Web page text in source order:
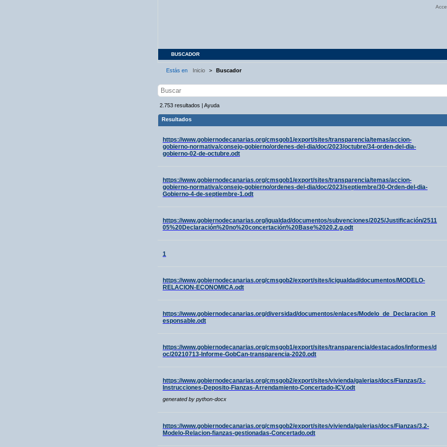
BUSCADOR
Estás en Inicio > Buscador
2.753 resultados | Ayuda
Resultados
https://www.gobiernodecanarias.org/cmsgob1/export/sites/transparencia/temas/accion-
gobierno-normativa/consejo-gobierno/ordenes-del-dia/doc/2023/octubre/34-orden-del-dia-
gobierno-02-de-octubre.odt
https://www.gobiernodecanarias.org/cmsgob1/export/sites/transparencia/temas/accion-
gobierno-normativa/consejo-gobierno/ordenes-del-dia/doc/2023/septiembre/30-Orden-del-dia-
Gobierno-4-de-septiembre-1.odt
https://www.gobiernodecanarias.org/igualdad/documentos/subvenciones/2025/Justificación/2511
05%20Declaración%20no%20concertación%20Base%2020.2.g.odt
1
https://www.gobiernodecanarias.org/cmsgob2/export/sites/icigualdad/documentos/MODELO-
RELACION-ECONOMICA.odt
https://www.gobiernodecanarias.org/diversidad/documentos/enlaces/Modelo_de_Declaracion_R
esponsable.odt
https://www.gobiernodecanarias.org/cmsgob1/export/sites/transparencia/destacados/informes/d
oc/20210713-Informe-GobCan-transparencia-2020.odt
https://www.gobiernodecanarias.org/cmsgob2/export/sites/vivienda/galerias/docs/Fianzas/3.-
Instrucciones-Deposito-Fianzas-Arrendamiento-Concertado-ICV.odt
generated by python-docx
https://www.gobiernodecanarias.org/cmsgob2/export/sites/vivienda/galerias/docs/Fianzas/3.2-
Modelo-Relacion-fianzas-gestionadas-Concertado.odt